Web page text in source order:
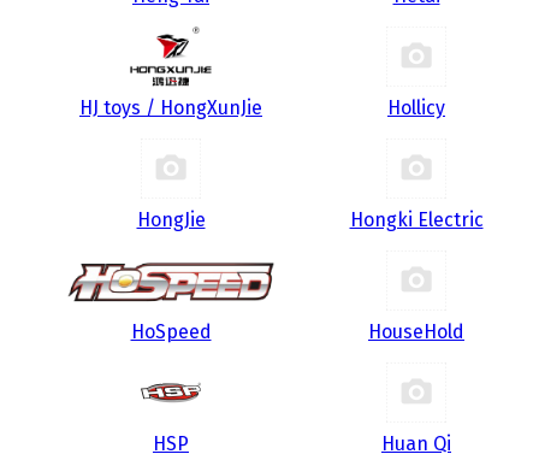
HJ toys / HongXunJie Hollicy
HongJie Hongki Electric
HoSpeed HouseHold
HSP Huan Qi